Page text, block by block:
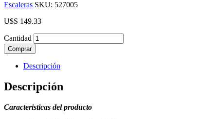
Escaleras SKU: 527005
U$S 149.33
Cantidad
Comprar
Descripción
Descripción
Caracteristicas del producto